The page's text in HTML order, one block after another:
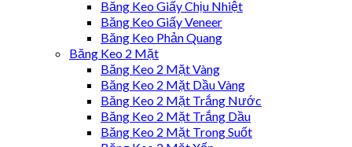
Băng Keo Giấy Chịu Nhiệt
Băng Keo Giấy Veneer
Băng Keo Phản Quang
Băng Keo 2 Mặt
Băng Keo 2 Mặt Vàng
Băng Keo 2 Mặt Dầu Vàng
Băng Keo 2 Mặt Trắng Nước
Băng Keo 2 Mặt Trắng Dầu
Băng Keo 2 Mặt Trong Suốt